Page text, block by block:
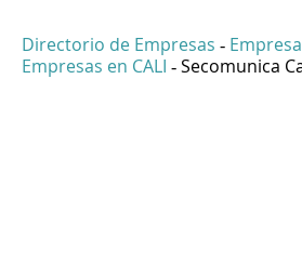
Directorio de Empresas -
Empresas en CALI - Secomunica